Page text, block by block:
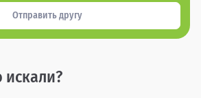
Отправить другу